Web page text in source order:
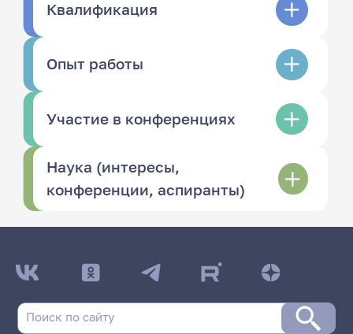
Квалификация
Опыт работы
Участие в конференциях
Наука (интересы,
конференции, аспиранты)